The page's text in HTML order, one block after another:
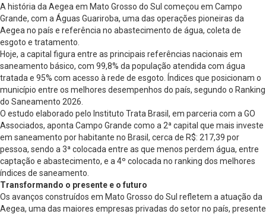
A história da Aegea em Mato Grosso do Sul começou em Campo
Grande, com a Águas Guariroba, uma das operações pioneiras da
Aegea no país e referência no abastecimento de água, coleta de
esgoto e tratamento.
Hoje, a capital figura entre as principais referências nacionais em
saneamento básico, com 99,8% da população atendida com água
tratada e 95% com acesso à rede de esgoto. Índices que posicionam o
município entre os melhores desempenhos do país, segundo o Ranking
do Saneamento 2026.
O estudo elaborado pelo Instituto Trata Brasil, em parceria com a GO
Associados, aponta Campo Grande como a 2ª capital que mais investe
em saneamento por habitante no Brasil, cerca de R$: 217,39 por
pessoa, sendo a 3ª colocada entre as que menos perdem água, entre
captação e abastecimento, e a 4º colocada no ranking dos melhores
índices de saneamento.
Transformando o presente e o futuro
Os avanços construídos em Mato Grosso do Sul refletem a atuação da
Aegea, uma das maiores empresas privadas do setor no país, presente